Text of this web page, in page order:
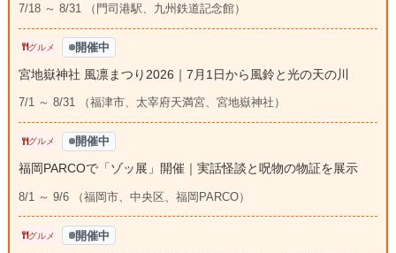
7/18 ～ 8/31 （門司港駅、九州鉄道記念館）
グルメ 開催中
宮地嶽神社 風凛まつり2026｜7月1日から風鈴と光の天の川
7/1 ～ 8/31 （福津市、太宰府天満宮、宮地嶽神社）
グルメ 開催中
福岡PARCOで「ゾッ展」開催｜実話怪談と呪物の物証を展示
8/1 ～ 9/6 （福岡市、中央区、福岡PARCO）
グルメ 開催中